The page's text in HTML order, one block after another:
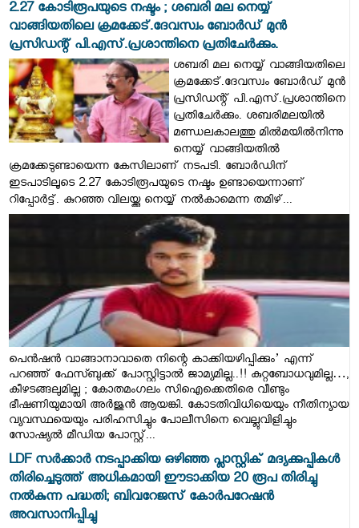
2.27 കോടിരൂപയുടെ നഷ്ടം ; ശബരി മല നെയ്യ്
വാങ്ങിയതിലെ ക്രമക്കേട്.ദേവസ്വം ബോർഡ് മുൻ
പ്രസിഡന്റ് പി.എസ്.പ്രശാന്തിനെ പ്രതിചേർക്കും.
ശബരി മല നെയ്യ് വാങ്ങിയതിലെ
ക്രമക്കേട്.ദേവസ്വം ബോർഡ് മുൻ
പ്രസിഡന്റ് പി.എസ്.പ്രശാന്തിനെ
പ്രതിചേർക്കും. ശബരിമലയിൽ
മണ്ഡലകാലത്തു മിൽമയിൽനിന്നു
നെയ്യ് വാങ്ങിയതിൽ
ക്രമക്കേടുണ്ടായെന്ന കേസിലാണ് നടപടി. ബോർഡിന്
ഇടപാടിലൂടെ 2.27 കോടിരൂപയുടെ നഷ്ടം ഉണ്ടായെന്നാണ്
റിപ്പോർട്ട്. കുറഞ്ഞ വിലയ്ക്കു നെയ്യ് നൽകാമെന്ന തമിഴ്...
പെൻഷൻ വാങ്ങാനാവാതെ നിന്റെ കാക്കിയഴിപ്പിക്കും’ എന്ന്
പറഞ്ഞ് ഫേസ്ബുക്ക് പോസ്റ്റിട്ടാൽ ജാമ്യമില്ല..!! കുറ്റബോധവുമില്ല…,
കീഴടങ്ങലുമില്ല ; കോതമംഗലം സിഐക്കെതിരെ വീണ്ടും
ഭീഷണിയുമായി അര്‍ജുന്‍ ആയങ്കി. കോടതിവിധിയെയും നീതിന്യായ
വ്യവസ്ഥയെയും പരിഹസിച്ചും പോലീസിനെ വെല്ലുവിളിച്ചും
സോഷ്യൽ മീഡിയ പോസ്റ്റ്...
LDF സർക്കാർ നടപ്പാക്കിയ ഒഴിഞ്ഞ പ്ലാസ്റ്റിക് മദ്യക്കുപ്പികള്‍
തിരിച്ചെടുത്ത് അധികമായി ഈടാക്കിയ 20 രൂപ തിരിച്ചു
നല്‍കുന്ന പദ്ധതി; ബിവറേജസ് കോർപറേഷൻ
അവസാനിപ്പിച്ചു